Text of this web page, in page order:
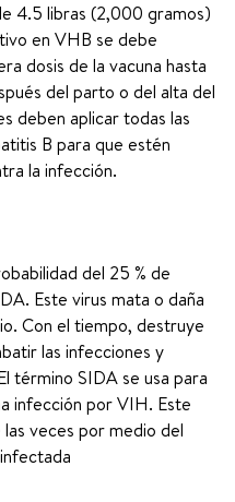
4.5 libras (2,000 gramos)
en VHB se debe
dosis de la vacuna hasta
del parto o del alta del
deben aplicar todas las
B para que estén
la infección.
del 25 % de
Este virus mata o daña
Con el tiempo, destruye
las infecciones y
término SIDA se usa para
infección por VIH. Este
veces por medio del